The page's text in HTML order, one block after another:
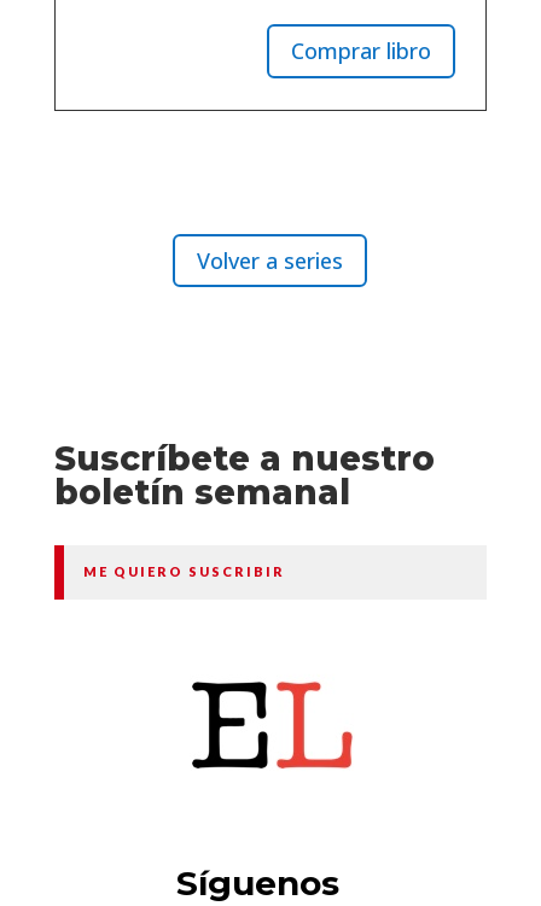
Comprar libro
Volver a series
Suscríbete a nuestro
boletín semanal
ME QUIERO SUSCRIBIR
Síguenos